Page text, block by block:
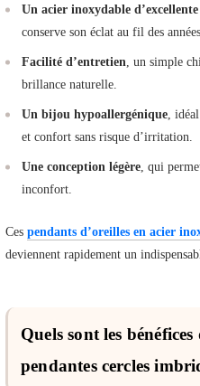
Un acier inoxydable
conserve son éclat au fil des
Facilité d’entretien, un simple
brillance naturelle.
Un bijou hypoallergénique,
et confort sans risque d’irritation.
Une conception légère, qui
inconfort.
Ces pendants d’oreilles en acier
deviennent rapidement un
Quels sont les
pendantes cercles